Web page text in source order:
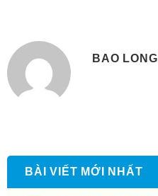
BAO LONG
BÀI VIẾT MỚI NHẤT